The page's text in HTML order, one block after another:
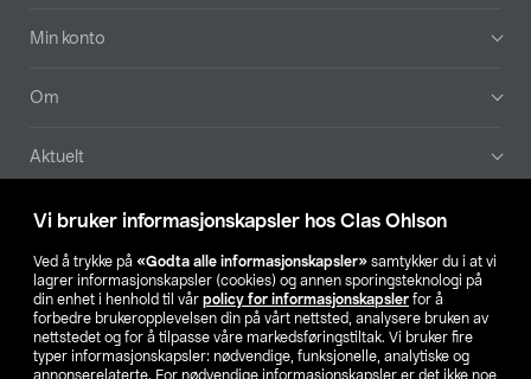
Vi bruker informasjonskapsler hos Clas Ohlson
Ved å trykke på «Godta alle informasjonskapsler» samtykker du i at vi
lagrer informasjonskapsler (cookies) og annen sporingsteknologi på
din enhet i henhold til vår policy for informasjonskapsler for å
forbedre brukeropplevelsen din på vårt nettsted, analysere bruken av
nettstedet og for å tilpasse våre markedsføringstiltak. Vi bruker fire
typer informasjonskapsler: nødvendige, funksjonelle, analytiske og
annonserelaterte. For nødvendige informasjonskapsler er det ikke noe
Min konto
Om
Aktuelt
Våre selskaper
Finn din butikk
SE NO FI